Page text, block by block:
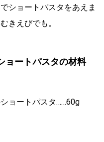
ショートパスタをあえま
きえびでも。
ョートパスタの材料
ョートパスタ……60g